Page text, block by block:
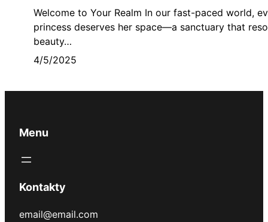
Welcome to Your Realm In our fast-paced world,
princess deserves her space—a sanctuary that
beauty…
4/5/2025
Menu
Kontakty
email@email.com